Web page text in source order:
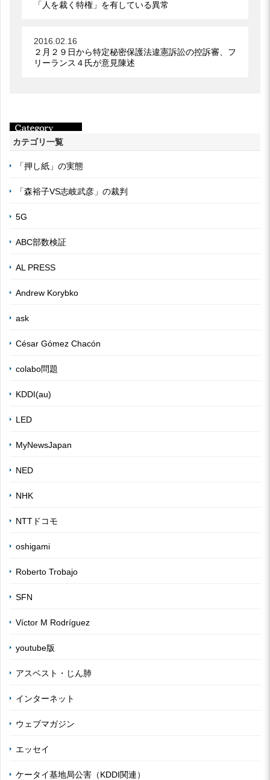
「人を裁く特権」を有している異常
2016.02.16
２月２９日から特定秘密保護法違憲訴訟の控訴審、フ
リーランス４氏が意見陳述
カテゴリ一覧
「押し紙」の実態
「森裕子VS志岐武彦」の裁判
5G
ABC部数検証
AL PRESS
Andrew Korybko
ask
César Gómez Chacón
colabo問題
KDDI(au)
LED
MyNewsJapan
NED
NHK
NTTドコモ
oshigami
Roberto Trobajo
SFN
Víctor M Rodríguez
youtube版
アスベスト・じん肺
インターネット
ウェブマガジン
エッセイ
ケータイ基地局公害（KDDI関連）